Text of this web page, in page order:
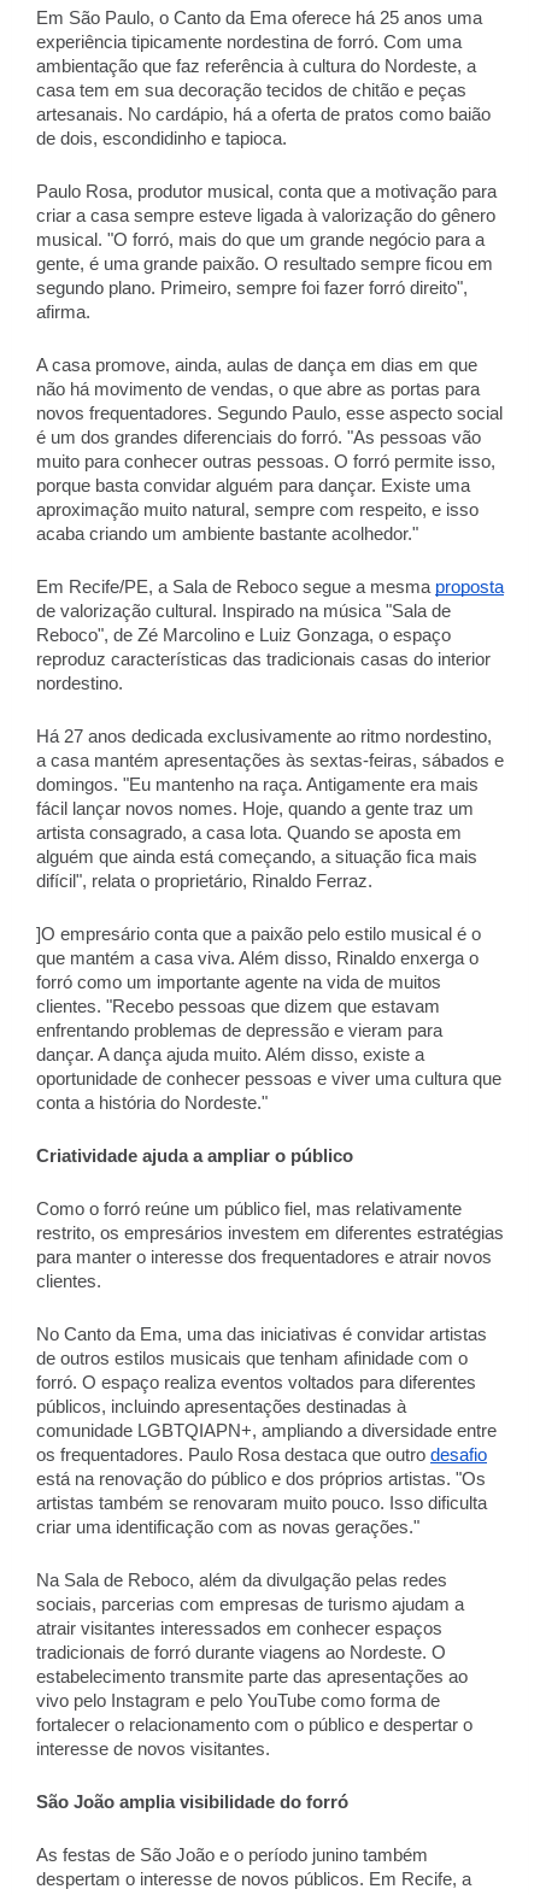
Em São Paulo, o Canto da Ema oferece há 25 anos uma
experiência tipicamente nordestina de forró. Com uma
ambientação que faz referência à cultura do Nordeste, a
casa tem em sua decoração tecidos de chitão e peças
artesanais. No cardápio, há a oferta de pratos como baião
de dois, escondidinho e tapioca.
Paulo Rosa, produtor musical, conta que a motivação para
criar a casa sempre esteve ligada à valorização do gênero
musical. "O forró, mais do que um grande negócio para a
gente, é uma grande paixão. O resultado sempre ficou em
segundo plano. Primeiro, sempre foi fazer forró direito",
afirma.
A casa promove, ainda, aulas de dança em dias em que
não há movimento de vendas, o que abre as portas para
novos frequentadores. Segundo Paulo, esse aspecto social
é um dos grandes diferenciais do forró. "As pessoas vão
muito para conhecer outras pessoas. O forró permite isso,
porque basta convidar alguém para dançar. Existe uma
aproximação muito natural, sempre com respeito, e isso
acaba criando um ambiente bastante acolhedor."
Em Recife/PE, a Sala de Reboco segue a mesma proposta
de valorização cultural. Inspirado na música "Sala de
Reboco", de Zé Marcolino e Luiz Gonzaga, o espaço
reproduz características das tradicionais casas do interior
nordestino.
Há 27 anos dedicada exclusivamente ao ritmo nordestino,
a casa mantém apresentações às sextas-feiras, sábados e
domingos. "Eu mantenho na raça. Antigamente era mais
fácil lançar novos nomes. Hoje, quando a gente traz um
artista consagrado, a casa lota. Quando se aposta em
alguém que ainda está começando, a situação fica mais
difícil", relata o proprietário, Rinaldo Ferraz.
]O empresário conta que a paixão pelo estilo musical é o
que mantém a casa viva. Além disso, Rinaldo enxerga o
forró como um importante agente na vida de muitos
clientes. "Recebo pessoas que dizem que estavam
enfrentando problemas de depressão e vieram para
dançar. A dança ajuda muito. Além disso, existe a
oportunidade de conhecer pessoas e viver uma cultura que
conta a história do Nordeste."
Criatividade ajuda a ampliar o público
Como o forró reúne um público fiel, mas relativamente
restrito, os empresários investem em diferentes estratégias
para manter o interesse dos frequentadores e atrair novos
clientes.
No Canto da Ema, uma das iniciativas é convidar artistas
de outros estilos musicais que tenham afinidade com o
forró. O espaço realiza eventos voltados para diferentes
públicos, incluindo apresentações destinadas à
comunidade LGBTQIAPN+, ampliando a diversidade entre
os frequentadores. Paulo Rosa destaca que outro desafio
está na renovação do público e dos próprios artistas. "Os
artistas também se renovaram muito pouco. Isso dificulta
criar uma identificação com as novas gerações."
Na Sala de Reboco, além da divulgação pelas redes
sociais, parcerias com empresas de turismo ajudam a
atrair visitantes interessados em conhecer espaços
tradicionais de forró durante viagens ao Nordeste. O
estabelecimento transmite parte das apresentações ao
vivo pelo Instagram e pelo YouTube como forma de
fortalecer o relacionamento com o público e despertar o
interesse de novos visitantes.
São João amplia visibilidade do forró
As festas de São João e o período junino também
despertam o interesse de novos públicos. Em Recife, a